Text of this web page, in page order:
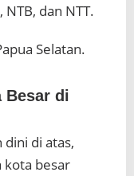
NTB, dan NTT.
Selatan.
Besar di
dini di atas,
kota besar